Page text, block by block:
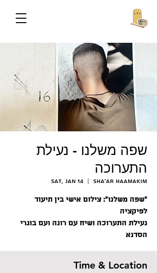
שפה משלנו - נעילת
התערוכה
Sat, Jan 14
  |
Sha'ar HaAmakim
״שפה משלנו״: צילום אישי בין תיעוד
לפיקציה
נעילת התערוכה ושיח עם רונה ועם בוגרי
הסדנא
Time & Location